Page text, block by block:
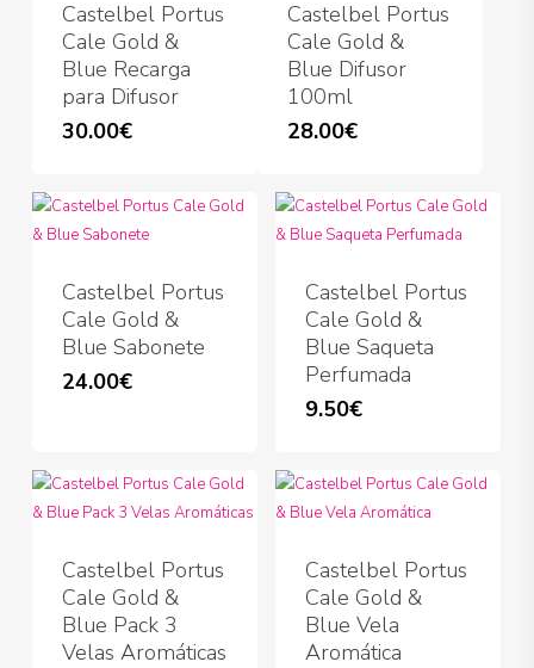
Castelbel Portus
Cale Gold &
Blue Recarga
para Difusor
30.00€
Castelbel Portus
Cale Gold &
Blue Difusor
100ml
28.00€
Castelbel Portus
Cale Gold &
Blue Sabonete
24.00€
Castelbel Portus
Cale Gold &
Blue Saqueta
Perfumada
9.50€
Castelbel Portus
Cale Gold &
Blue Pack 3
Velas Aromáticas
Castelbel Portus
Cale Gold &
Blue Vela
Aromática